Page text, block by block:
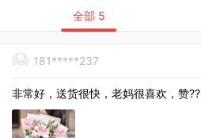
181*****237
非常好，送货很快，老妈很喜欢，赞??
全部 5